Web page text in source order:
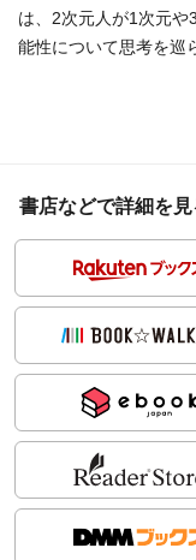
は、2次元人が1次元
能性について思考を巡
書店などで詳細を見